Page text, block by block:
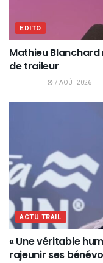
EDITO
Mathieu Blanchard
de traileur
7 AOÛT 2026
ACTU TRAIL
« Une véritable
rajeunir ses